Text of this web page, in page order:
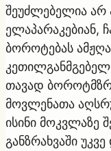
შეუძლებელია არ
ელაპარაკებიან,
ბოროტებას
თავად
მოვლენათა
ისინი მოკვლაზე
განზრახვაში